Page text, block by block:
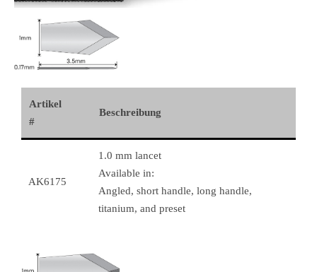
Artikel
#
Beschreibung
AK6175
1.0 mm lancet
Available in:
Angled, short handle, long handle,
titanium, and preset